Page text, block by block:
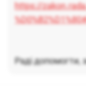
https://
Раді допомогти,